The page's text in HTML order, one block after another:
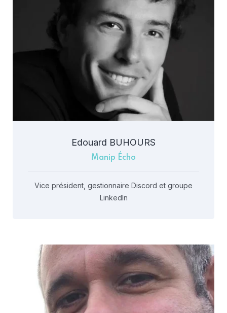
Edouard BUHOURS
Manip Écho
Vice président, gestionnaire Discord et groupe
LinkedIn